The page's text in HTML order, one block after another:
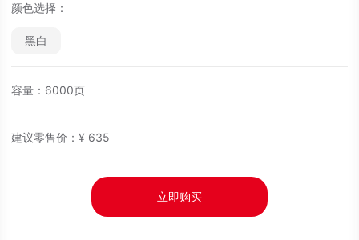
颜色选择：
黑白
容量：6000页
建议零售价： ¥ 635
立即购买